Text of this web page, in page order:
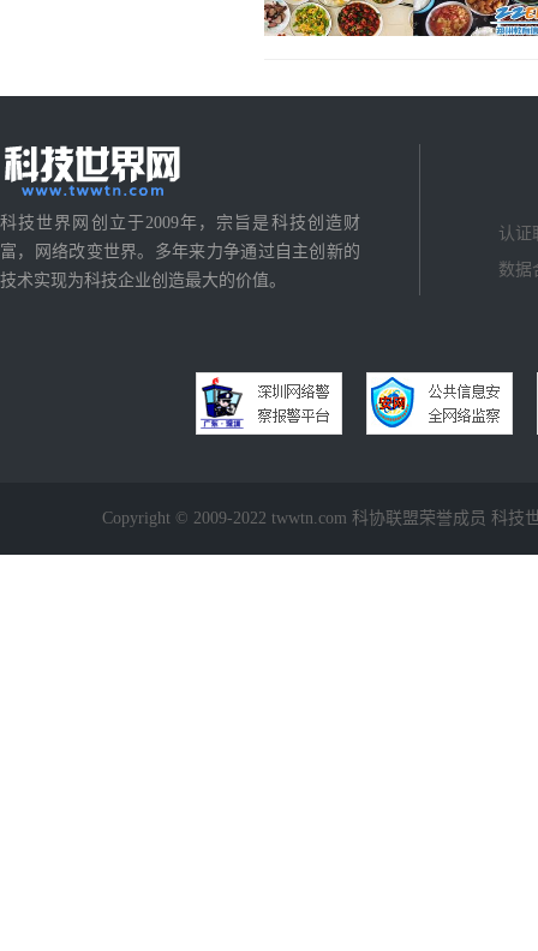
科技世界网创立于2009年，宗旨是科技创造财
富，网络改变世界。多年来力争通过自主创新的
技术实现为科技企业创造最大的价值。
认证
数据
Copyright © 2009-2022 twwtn.com 科协联盟荣誉成员 科